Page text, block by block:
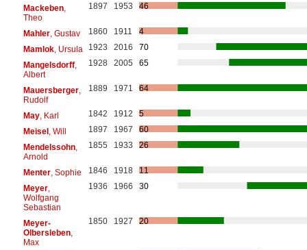
Mackeben,
Theo
1897 1953 46
Mahler, Gustav 1860 1911
4
Mamlok, Ursula 1923 2016
70
Mangelsdorff,
Albert
1928 2005 65
Mauersberger,
Rudolf
1889 1971 64
May, Karl 1842 1912
5
Meisel, Will 1897 1967
60
Mendelssohn,
Arnold
1855 1933 26
Menter, Sophie 1846 1918
11
Meyer,
Wolfgang
Sebastian
1936 1966 30
Meyer-
Olbersleben,
Max
1850 1927 20